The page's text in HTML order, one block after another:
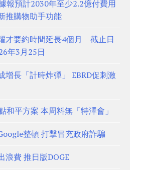
報預計2030年至少2.2億付費用
購物助手功能
才要約時間延長4個月 截止日
年3月25日
增長「計時炸彈」 EBRD促刺激
和平方案 本周料無「特澤會」
整頓 打擊冒充政府詐騙
浪費 推日版DOGE